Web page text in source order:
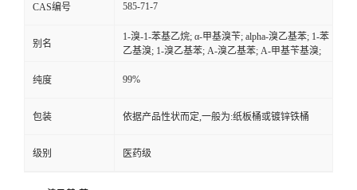
CAS编号 585-71-7
别名
1-溴-1-苯基乙烷; α-甲基溴苄; alpha-溴乙基苯; 1-苯
乙基溴; 1-溴乙基苯; A-溴乙基苯; Α-甲基苄基溴;
纯度 99%
包装 依据产品性状而定,一般为:纸板桶或镀锌铁桶
级别 医药级